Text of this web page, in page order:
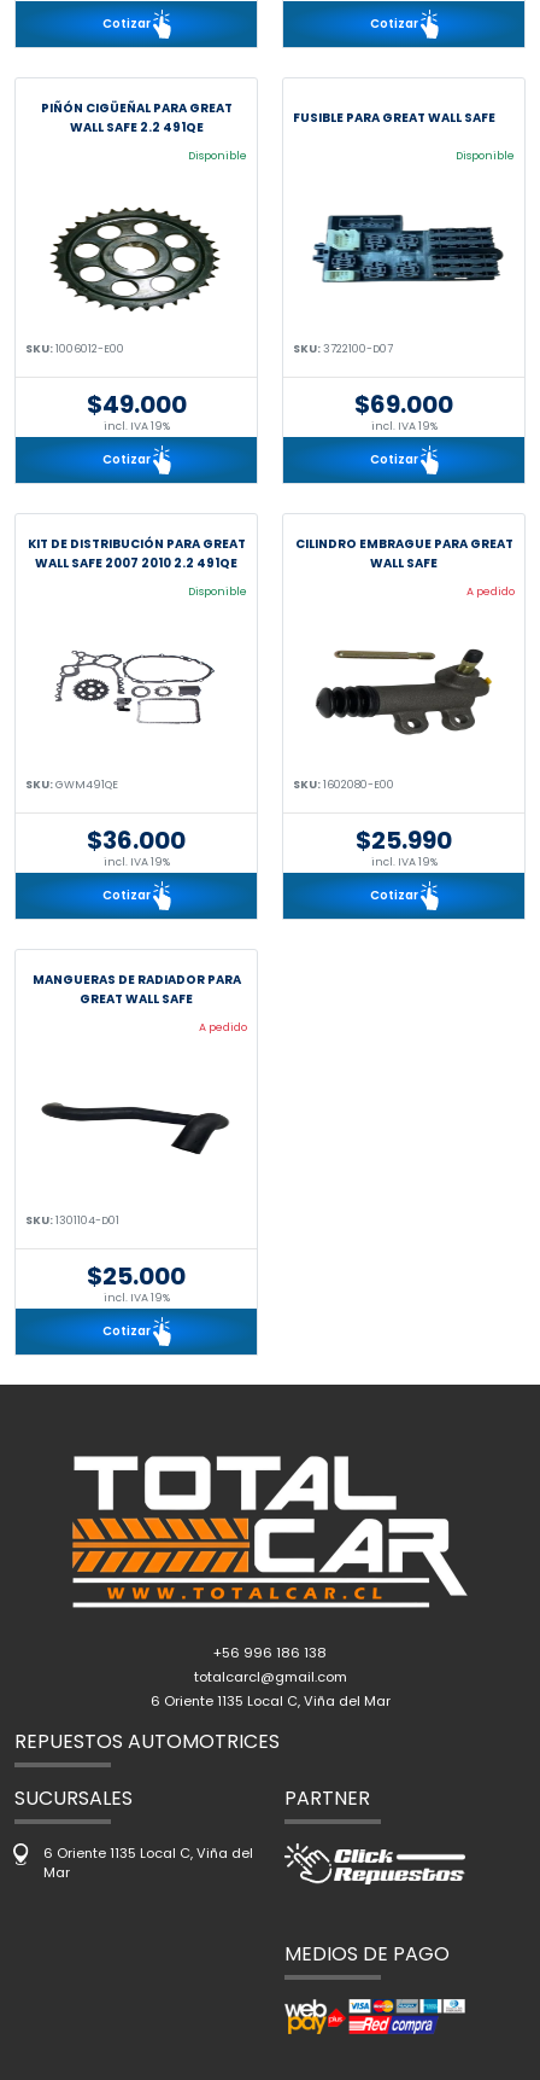
Cotizar Cotizar
PIÑÓN CIGÜEÑAL PARA GREAT
WALL SAFE 2.2 491QE
Disponible
SKU:1006012-E00
$49.000
incl. IVA 19%
Cotizar
FUSIBLE PARA GREAT WALL SAFE
Disponible
SKU:3722100-D07
$69.000
incl. IVA 19%
Cotizar
KIT DE DISTRIBUCIÓN PARA GREAT
WALL SAFE 2007 2010 2.2 491QE
Disponible
SKU:GWM491QE
$36.000
incl. IVA 19%
Cotizar
CILINDRO EMBRAGUE PARA GREAT
WALL SAFE
A pedido
SKU:1602080-E00
$25.990
incl. IVA 19%
Cotizar
MANGUERAS DE RADIADOR PARA
GREAT WALL SAFE
A pedido
SKU:1301104-D01
$25.000
incl. IVA 19%
Cotizar
+56 996 186 138
totalcarcl@gmail.com
6 Oriente 1135 Local C, Viña del Mar
REPUESTOS AUTOMOTRICES
SUCURSALES
6 Oriente 1135 Local C, Viña del
Mar
PARTNER
MEDIOS DE PAGO